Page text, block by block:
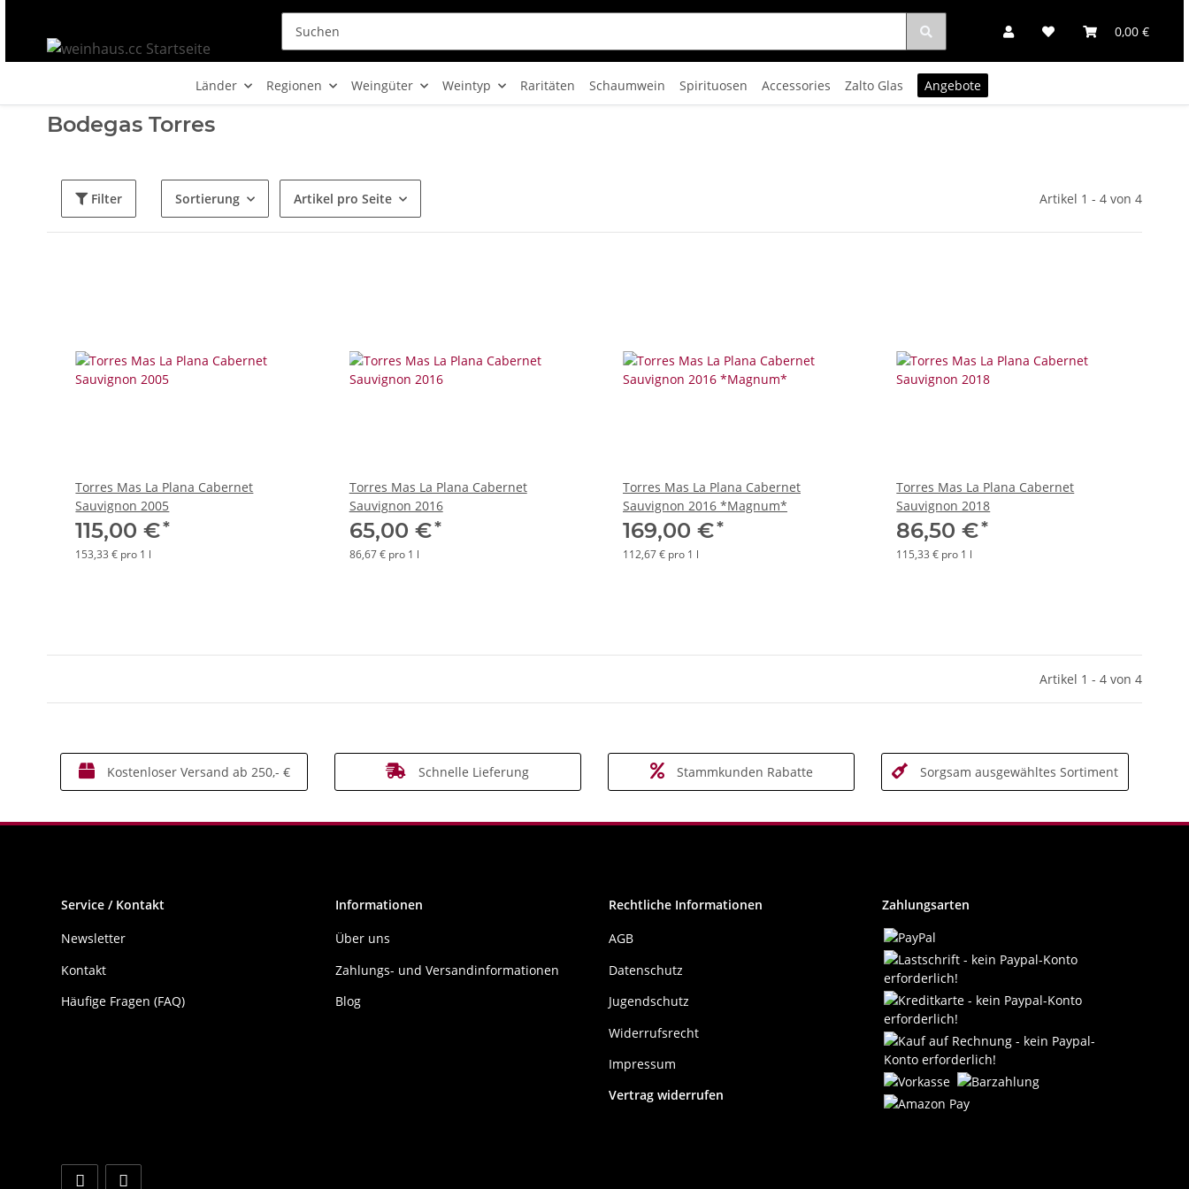
0,00 €
Länder Regionen Weingüter Weintyp Raritäten Schaumwein Spirituosen Accessories Zalto Glas Angebote
Bodegas Torres
Filter Sortierung Artikel pro Seite Artikel 1 - 4 von 4
Torres Mas La Plana Cabernet
Sauvignon 2005
115,00 €*
153,33 € pro 1 l
Torres Mas La Plana Cabernet
Sauvignon 2016
65,00 €*
86,67 € pro 1 l
Torres Mas La Plana Cabernet
Sauvignon 2016 *Magnum*
169,00 €*
112,67 € pro 1 l
Torres Mas La Plana Cabernet
Sauvignon 2018
86,50 €*
115,33 € pro 1 l
Artikel 1 - 4 von 4
Kostenloser Versand ab 250,- € Schnelle Lieferung Stammkunden Rabatte Sorgsam ausgewähltes Sortiment
Service / Kontakt
Newsletter
Kontakt
Häufige Fragen (FAQ)
Informationen
Über uns
Zahlungs- und Versandinformationen
Blog
Rechtliche Informationen
AGB
Datenschutz
Jugendschutz
Widerrufsrecht
Impressum
Vertrag widerrufen
Zahlungsarten